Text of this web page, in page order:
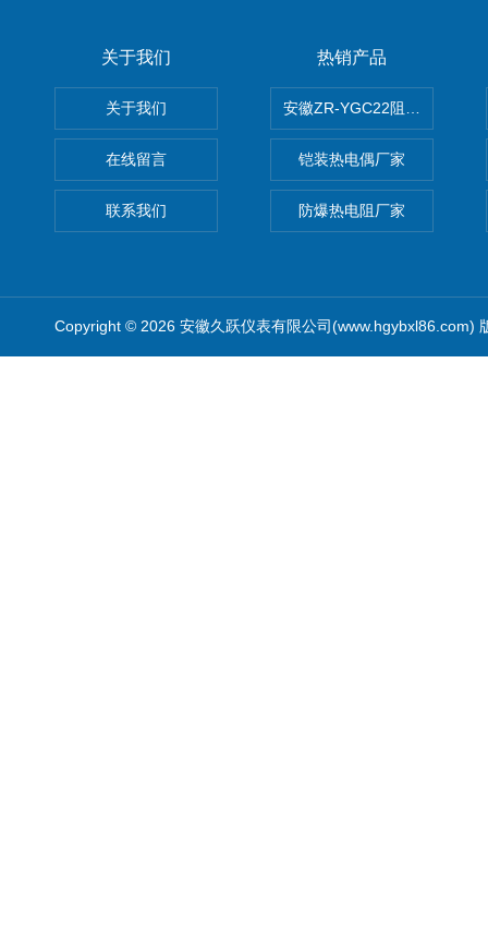
关于我们
关于我们
在线留言
联系我们
热销产品
安徽ZR-YGC22阻燃硅橡胶电
铠装热电偶厂家
防爆热电阻厂家
Copyright © 2026 安徽久跃仪表有限公司(www.hgybxl86.com)